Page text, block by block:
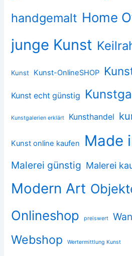
handgemalt Home
junge Kunst
Kunst Kunst-OnlineSHOP
Kunst echt günstig
Kunstgalerien erklärt Kunsthandel
Kunst online kaufen Made
Malerei günstig Malerei
Modern Art
Onlineshop
preiswert
Webshop Wertermittlung Kunst